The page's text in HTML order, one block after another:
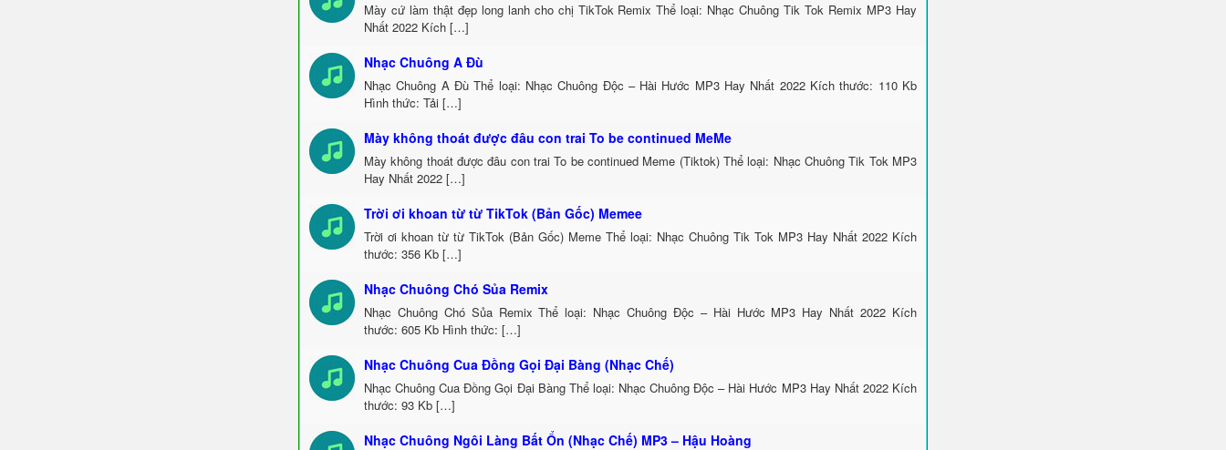
Mày cứ làm thật đẹp long lanh cho chị TikTok Remix Thể loại: Nhạc Chuông Tik Tok Remix MP3 Hay
Nhất 2022 Kích […]
Nhạc Chuông A Đù
Nhạc Chuông A Đù Thể loại: Nhạc Chuông Độc – Hài Hước MP3 Hay Nhất 2022 Kích thước: 110 Kb
Hình thức: Tải […]
Mày không thoát được đâu con trai To be continued MeMe
Mày không thoát được đâu con trai To be continued Meme (Tiktok) Thể loại: Nhạc Chuông Tik Tok MP3
Hay Nhất 2022 […]
Trời ơi khoan từ từ TikTok (Bản Gốc) Memee
Trời ơi khoan từ từ TikTok (Bản Gốc) Meme Thể loại: Nhạc Chuông Tik Tok MP3 Hay Nhất 2022 Kích
thước: 356 Kb […]
Nhạc Chuông Chó Sủa Remix
Nhạc Chuông Chó Sủa Remix Thể loại: Nhạc Chuông Độc – Hài Hước MP3 Hay Nhất 2022 Kích
thước: 605 Kb Hình thức: […]
Nhạc Chuông Cua Đồng Gọi Đại Bàng (Nhạc Chế)
Nhạc Chuông Cua Đồng Gọi Đại Bàng Thể loại: Nhạc Chuông Độc – Hài Hước MP3 Hay Nhất 2022 Kích
thước: 93 Kb […]
Nhạc Chuông Ngôi Làng Bất Ổn (Nhạc Chế) MP3 – Hậu Hoàng